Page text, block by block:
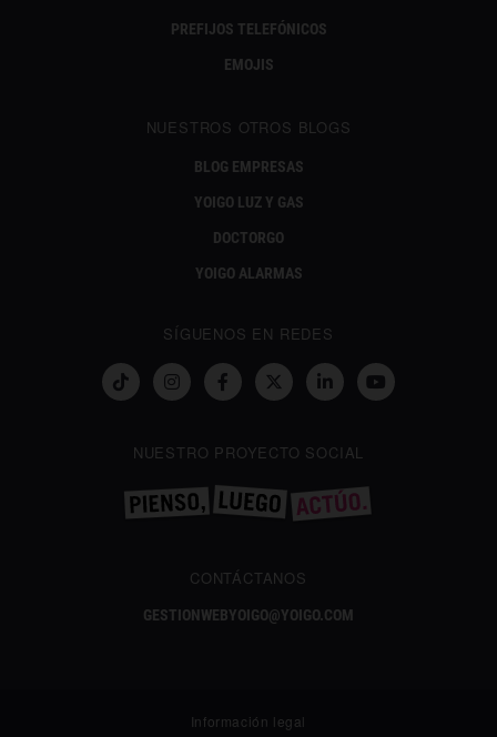
PREFIJOS TELEFÓNICOS
EMOJIS
NUESTROS OTROS BLOGS
BLOG EMPRESAS
YOIGO LUZ Y GAS
DOCTORGO
YOIGO ALARMAS
SÍGUENOS EN REDES
NUESTRO PROYECTO SOCIAL
CONTÁCTANOS
GESTIONWEBYOIGO@YOIGO.COM
Información legal